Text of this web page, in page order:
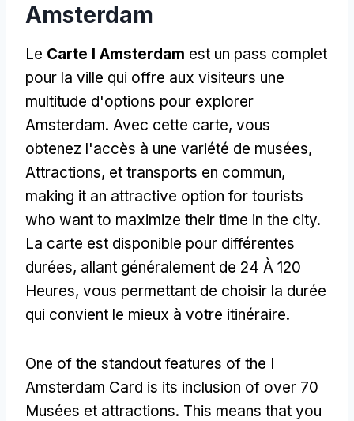
Amsterdam
Le Carte I Amsterdam est un pass complet
pour la ville qui offre aux visiteurs une
multitude d'options pour explorer
Amsterdam. Avec cette carte, vous
obtenez l'accès à une variété de musées,
Attractions, et transports en commun,
making it an attractive option for tourists
who want to maximize their time in the city.
La carte est disponible pour différentes
durées, allant généralement de 24 À 120
Heures, vous permettant de choisir la durée
qui convient le mieux à votre itinéraire.
One of the standout features of the I
Amsterdam Card is its inclusion of over 70
Musées et attractions. This means that you